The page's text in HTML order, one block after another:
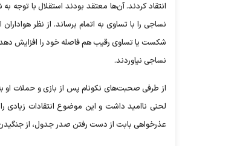
انتقاد کردند. آن‌ها معتقد بودند استقلال با توجه
شکست یا تساوی رقیب هم فاصله خود را افزایش دهد،
نساجی نیاوردند.
از طرفی صحبت‌های نکونام پس از بازی و حملات او
لحنی ناامید داشت و این موضوع انتقادات زیادی
عذرخواهی بابت از دست رفتن صدر جدول، از جنگیدن